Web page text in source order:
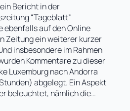
Bericht in der
“Tageblatt”
auf den Online
Zeitung ein weiterer kurzer
insbesondere im Rahmen
Kommentare zu dieser
Luxemburg nach Andorra
abgelegt. Ein Aspekt
beleuchtet, nämlich die…